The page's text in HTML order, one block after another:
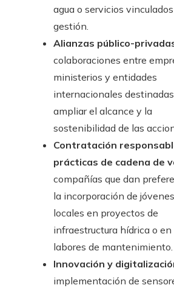
agua o servicios
gestión.
Alianzas público-
colaboraciones entre
ministerios y entidades
internacionales
ampliar el alcance y la
sostenibilidad de las
Contratación
prácticas de cadena de
compañías que dan
la incorporación de jóvenes
locales en proyectos de
infraestructura hídrica o en
labores de mantenimiento.
Innovación y
implementación de